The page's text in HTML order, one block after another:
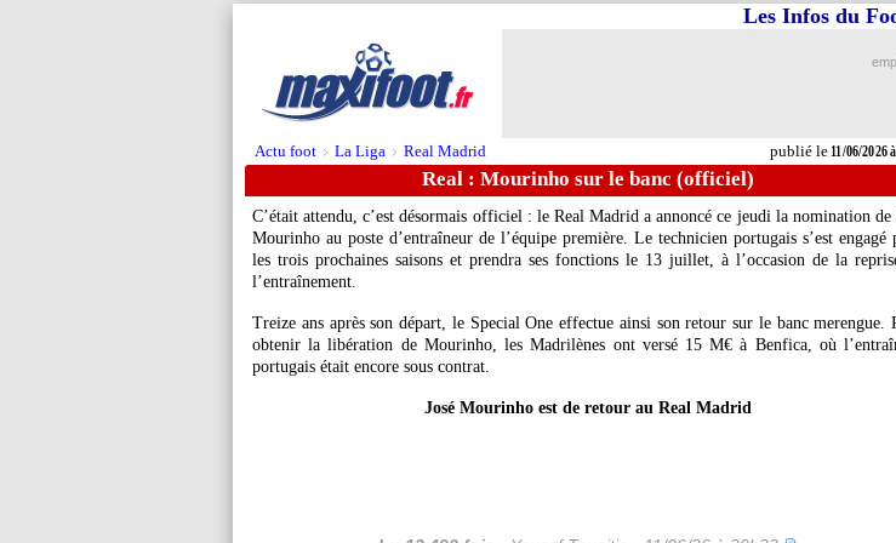
Actu foot > La Liga > Real Madrid publié le11/06/2026
Les Infos du
Real : Mourinho sur le banc (officiel)
C’était attendu, c’est désormais officiel : le Real Madrid a annoncé ce jeudi la nomination de
Mourinho au poste d’entraîneur de l’équipe première. Le technicien portugais s’est engagé
les trois prochaines saisons et prendra ses fonctions le 13 juillet, à l’occasion de la
l’entraînement.
Treize ans après son départ, le Special One effectue ainsi son retour sur le banc merengue.
obtenir la libération de Mourinho, les Madrilènes ont versé 15 M€ à Benfica, où
portugais était encore sous contrat.
José Mourinho est de retour au Real Madrid